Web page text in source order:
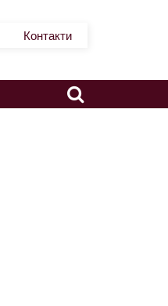
Контакти